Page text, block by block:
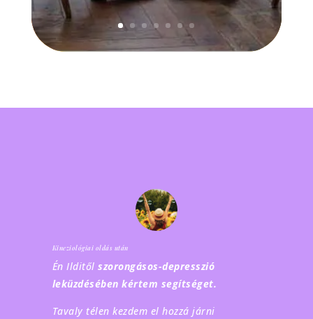
Kineziológiai oldás után
Én Ilditől szorongásos-depresszió
leküzdésében kértem segítséget.
Tavaly télen kezdem el hozzá járni